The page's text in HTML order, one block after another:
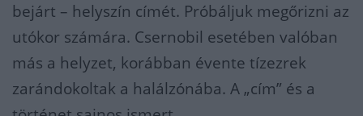
bejárt – helyszín címét. Próbáljuk megőrizni az
utókor számára. Csernobil esetében valóban
más a helyzet, korábban évente tízezrek
zarándokoltak a halálzónába. A „cím” és a